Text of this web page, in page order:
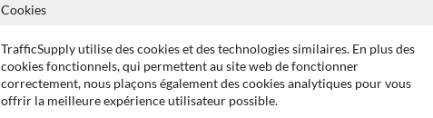
Cookies
TrafficSupply utilise des cookies et des technologies similaires. En plus des
cookies fonctionnels, qui permettent au site web de fonctionner
correctement, nous plaçons également des cookies analytiques pour vous
offrir la meilleure expérience utilisateur possible.